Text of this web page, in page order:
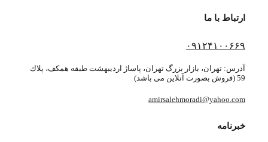
ارتباط با ما
۰۹۱۲۴۱۰۰۶۶۹
آدرس: تهران، بازار بزرگ تهران، پاساژ ارديبهشت طبقه همكف، پلاك
59 (فروش بصورت آنلاین می باشد)
amirsalehmoradi@yahoo.com
خبرنامه